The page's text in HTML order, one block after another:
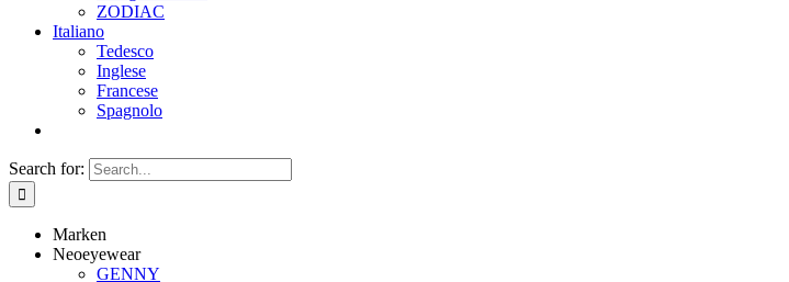
ZODIAC
Italiano
Tedesco
Inglese
Francese
Spagnolo
Search for:
Marken
Neoeyewear
GENNY